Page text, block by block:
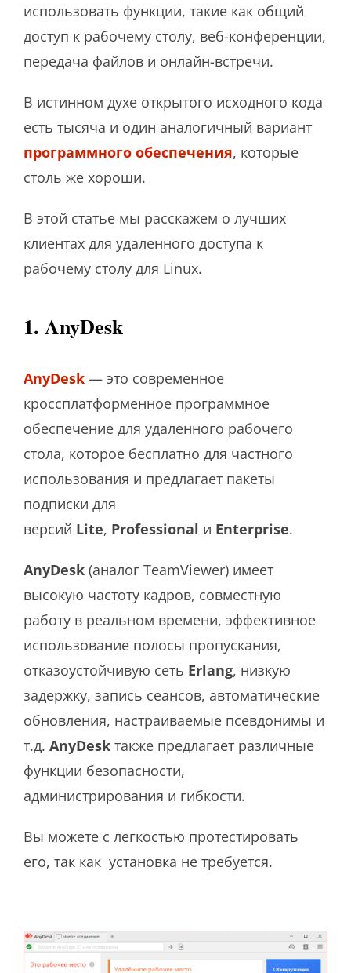
использовать функции, такие как общий
доступ к рабочему столу, веб-конференции,
передача файлов и онлайн-встречи.
В истинном духе открытого исходного кода
есть тысяча и один аналогичный вариант
программного обеспечения, которые
столь же хороши.
В этой статье мы расскажем о лучших
клиентах для удаленного доступа к
рабочему столу для Linux.
1. AnyDesk
AnyDesk — это современное
кроссплатформенное программное
обеспечение для удаленного рабочего
стола, которое бесплатно для частного
использования и предлагает пакеты
подписки для
версий Lite, Professional и Enterprise.
AnyDesk (аналог TeamViewer) имеет
высокую частоту кадров, совместную
работу в реальном времени, эффективное
использование полосы пропускания,
отказоустойчивую сеть Erlang, низкую
задержку, запись сеансов, автоматические
обновления, настраиваемые псевдонимы и
т.д. AnyDesk также предлагает различные
функции безопасности,
администрирования и гибкости.
Вы можете с легкостью протестировать
его, так как установка не требуется.